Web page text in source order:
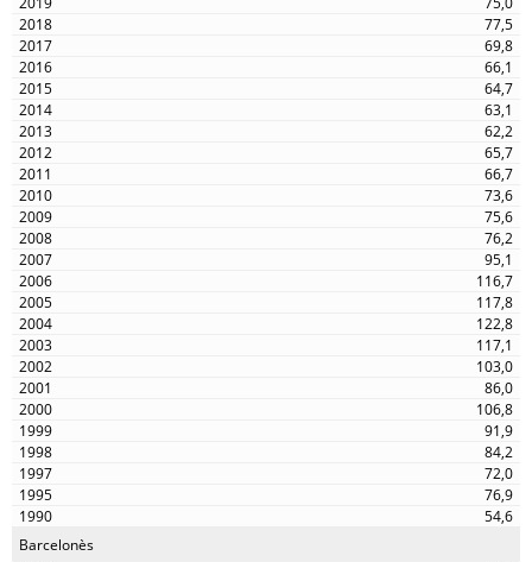
77,5
69,8
66,1
64,7
63,1
62,2
65,7
66,7
73,6
75,6
76,2
95,1
116,7
117,8
122,8
117,1
103,0
86,0
106,8
91,9
84,2
72,0
76,9
54,6
Barcelonès